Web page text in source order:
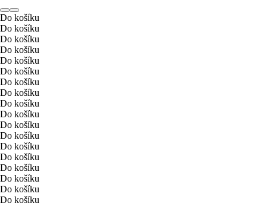
Do košíku
Do košíku
Do košíku
Do košíku
Do košíku
Do košíku
Do košíku
Do košíku
Do košíku
Do košíku
Do košíku
Do košíku
Do košíku
Do košíku
Do košíku
Do košíku
Do košíku
Do košíku